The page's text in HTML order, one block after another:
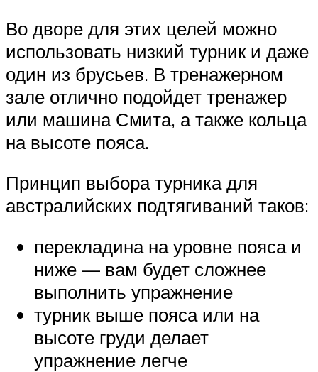
Во дворе для этих целей можно
использовать низкий турник и даже
один из брусьев. В тренажерном
зале отлично подойдет тренажер
или машина Смита, а также кольца
на высоте пояса.
Принцип выбора турника для
австралийских подтягиваний таков:
перекладина на уровне пояса и
ниже — вам будет сложнее
выполнить упражнение
турник выше пояса или на
высоте груди делает
упражнение легче